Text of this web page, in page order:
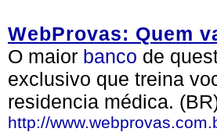
WebProvas: Quem
O maior banco de
exclusivo que treina
residencia médica.
http://